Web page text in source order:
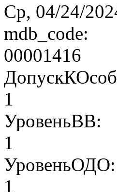
Ср, 04/24/
mdb_code:
00001416
1
УровеньВВ:
1
УровеньОДО:
1